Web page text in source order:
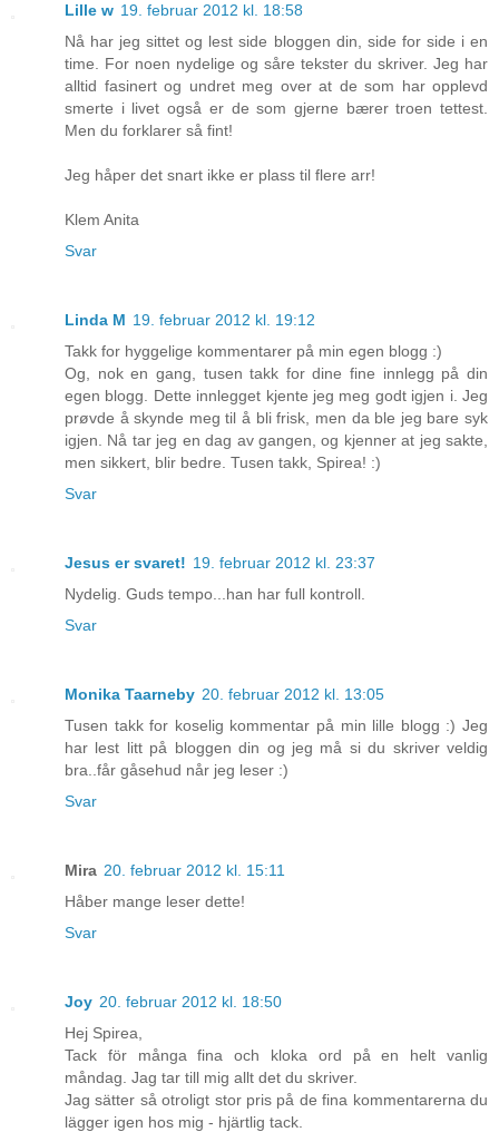
Lille w 19. februar 2012 kl. 18:58
Nå har jeg sittet og lest side bloggen din, side for side i en
time. For noen nydelige og såre tekster du skriver. Jeg har
alltid fasinert og undret meg over at de som har opplevd
smerte i livet også er de som gjerne bærer troen tettest.
Men du forklarer så fint!
Jeg håper det snart ikke er plass til flere arr!
Klem Anita
Svar
Linda M 19. februar 2012 kl. 19:12
Takk for hyggelige kommentarer på min egen blogg :)
Og, nok en gang, tusen takk for dine fine innlegg på din
egen blogg. Dette innlegget kjente jeg meg godt igjen i. Jeg
prøvde å skynde meg til å bli frisk, men da ble jeg bare syk
igjen. Nå tar jeg en dag av gangen, og kjenner at jeg sakte,
men sikkert, blir bedre. Tusen takk, Spirea! :)
Svar
Jesus er svaret! 19. februar 2012 kl. 23:37
Nydelig. Guds tempo...han har full kontroll.
Svar
Monika Taarneby 20. februar 2012 kl. 13:05
Tusen takk for koselig kommentar på min lille blogg :) Jeg
har lest litt på bloggen din og jeg må si du skriver veldig
bra..får gåsehud når jeg leser :)
Svar
Mira 20. februar 2012 kl. 15:11
Håber mange leser dette!
Svar
Joy 20. februar 2012 kl. 18:50
Hej Spirea,
Tack för många fina och kloka ord på en helt vanlig
måndag. Jag tar till mig allt det du skriver.
Jag sätter så otroligt stor pris på de fina kommentarerna du
lägger igen hos mig - hjärtlig tack.